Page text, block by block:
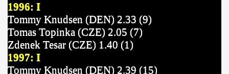
1996: I
Tommy Knudsen (DEN) 2.33 (9)
Tomas Topinka (CZE) 2.05 (7)
Zdenek Tesar (CZE) 1.40 (1)
1997: I
Tommy Knudsen (DEN) 2.39 (15)